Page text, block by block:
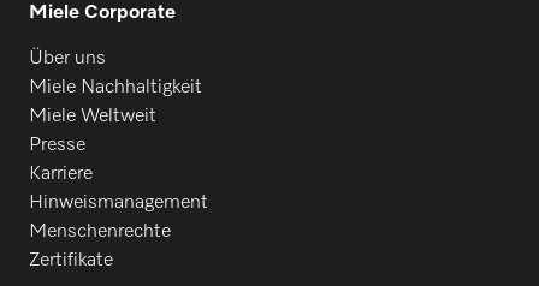
Miele Corporate
Über uns
Miele Nachhaltigkeit
Miele Weltweit
Presse
Karriere
Hinweismanagement
Menschenrechte
Zertifikate